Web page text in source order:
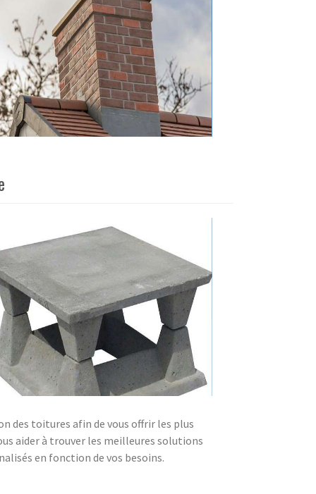
des toitures afin de vous offrir les plus
aider à trouver les meilleures solutions
en fonction de vos besoins.